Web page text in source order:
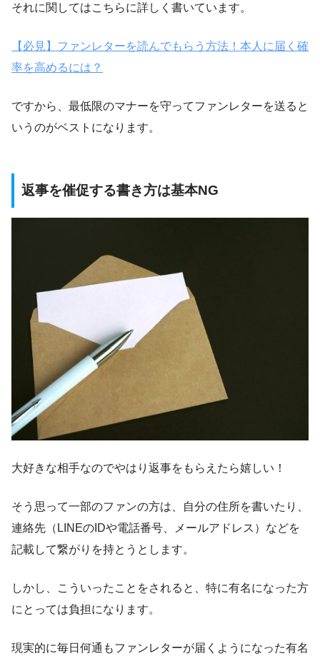
それに関してはこちらに詳しく書いています。
【必見】ファンレターを読んでもらう方法！本人に届く確
率を高めるには？
ですから、最低限のマナーを守ってファンレターを送ると
いうのがベストになります。
返事を催促する書き方は基本NG
大好きな相手なのでやはり返事をもらえたら嬉しい！
そう思って一部のファンの方は、自分の住所を書いたり、
連絡先（LINEのIDや電話番号、メールアドレス）などを
記載して繋がりを持とうとします。
しかし、こういったことをされると、特に有名になった方
にとっては負担になります。
現実的に毎日何通もファンレターが届くようになった有名